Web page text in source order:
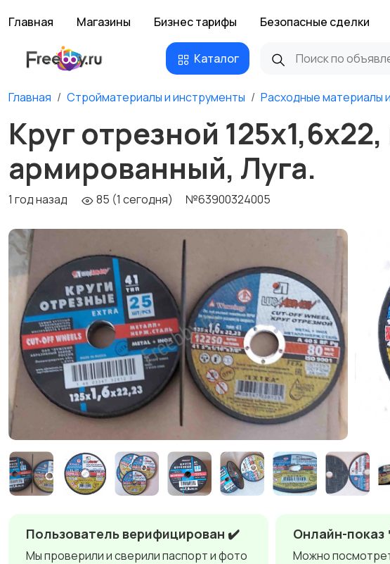
Главная Магазины Бизнес тарифы Безопасные сделки
Каталог
Главная Стройматериалы и инструменты Расходные материалы
Круг отрезной
армированный, Луга.
1 год назад 85 (1 сегодня) №63900324005
Пользователь верифицирован ✔️
Мы проверили и сверили паспорт и фото
Онлайн-показ
Можно